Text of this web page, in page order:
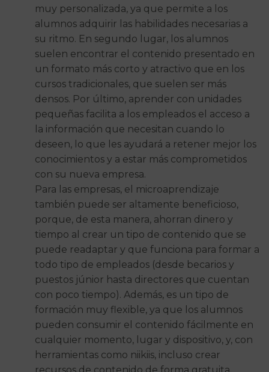
muy personalizada, ya que permite a los
alumnos adquirir las habilidades necesarias a
su ritmo. En segundo lugar, los alumnos
suelen encontrar el contenido presentado en
un formato más corto y atractivo que en los
cursos tradicionales, que suelen ser más
densos. Por último, aprender con unidades
pequeñas facilita a los empleados el acceso a
la información que necesitan cuando lo
deseen, lo que les ayudará a retener mejor los
conocimientos y a estar más comprometidos
con su nueva empresa.
Para las empresas, el microaprendizaje
también puede ser altamente beneficioso,
porque, de esta manera, ahorran dinero y
tiempo al crear un tipo de contenido que se
puede readaptar y que funciona para formar a
todo tipo de empleados (desde becarios y
puestos júnior hasta directores que cuentan
con poco tiempo). Además, es un tipo de
formación muy flexible, ya que los alumnos
pueden consumir el contenido fácilmente en
cualquier momento, lugar y dispositivo, y, con
herramientas como niikiis, incluso crear